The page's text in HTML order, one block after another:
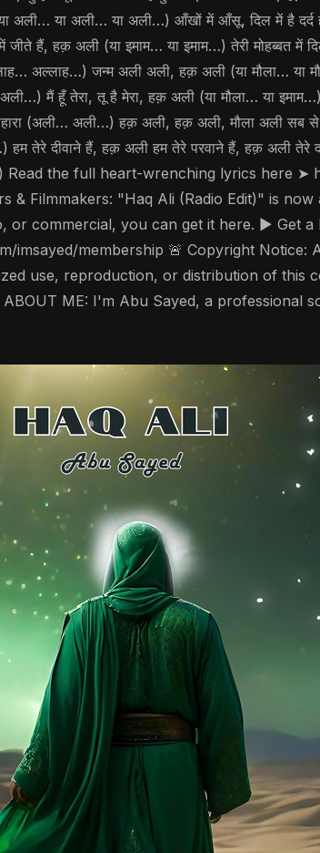
या अली… या अली…) आँखों में आँसू, दिल में है दर्द हर
जीते हैं, हक़ अली (या इमाम… या इमाम…) तेरी
अल्लाह…) जन्म अली अली, हक़ अली (या मौला… या
मैं हूँ तेरा, तू है मेरा, हक़ अली (या मौला… या
(अली… अली…) हक़ अली, हक़ अली, मौला अली
तेरे दीवाने हैं, हक़ अली हम तेरे परवाने हैं, हक़ अली
Read the full heart-wrenching lyrics
& Filmmakers: "Haq Ali (Radio Edit)" is
or commercial, you can get it here. ▶️ Get
imsayed/membership 🚨 Copyright
use, reproduction, or distribution of this
ABOUT ME: I'm Abu Sayed, a